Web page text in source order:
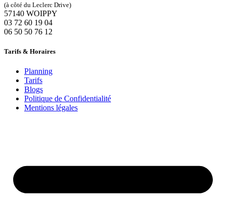
(à côté du Leclerc Drive)
57140 WOIPPY
‭03 72 60 19 04‬
06 50 50 76 12
Tarifs & Horaires
Planning
Tarifs
Blogs
Politique de Confidentialité
Mentions légales